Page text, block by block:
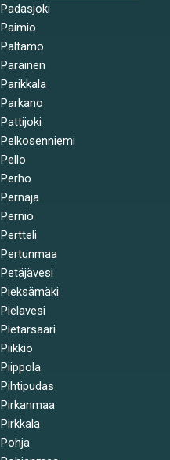
Padasjoki
Paimio
Paltamo
Parainen
Parikkala
Parkano
Pattijoki
Pelkosenniemi
Pello
Perho
Pernaja
Perniö
Pertteli
Pertunmaa
Petäjävesi
Pieksämäki
Pielavesi
Pietarsaari
Piikkiö
Piippola
Pihtipudas
Pirkanmaa
Pirkkala
Pohja